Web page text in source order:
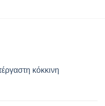
κόκκινη